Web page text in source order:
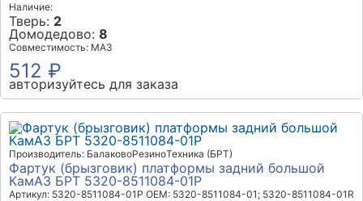
Наличие:
Тверь: 2
Домодедово: 8
Совместимость: МАЗ
512 ₽
авторизуйтесь для заказа
Производитель: БалаковоРезиноТехника (БРТ)
Фартук (брызговик) платформы задний большой
КамАЗ БРТ 5320-8511084-01Р
Артикул: 5320-8511084-01Р OEM: 5320-8511084-01; 5320-8511084-01R